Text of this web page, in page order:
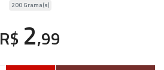
200 Grama(s)
R$ 2,99